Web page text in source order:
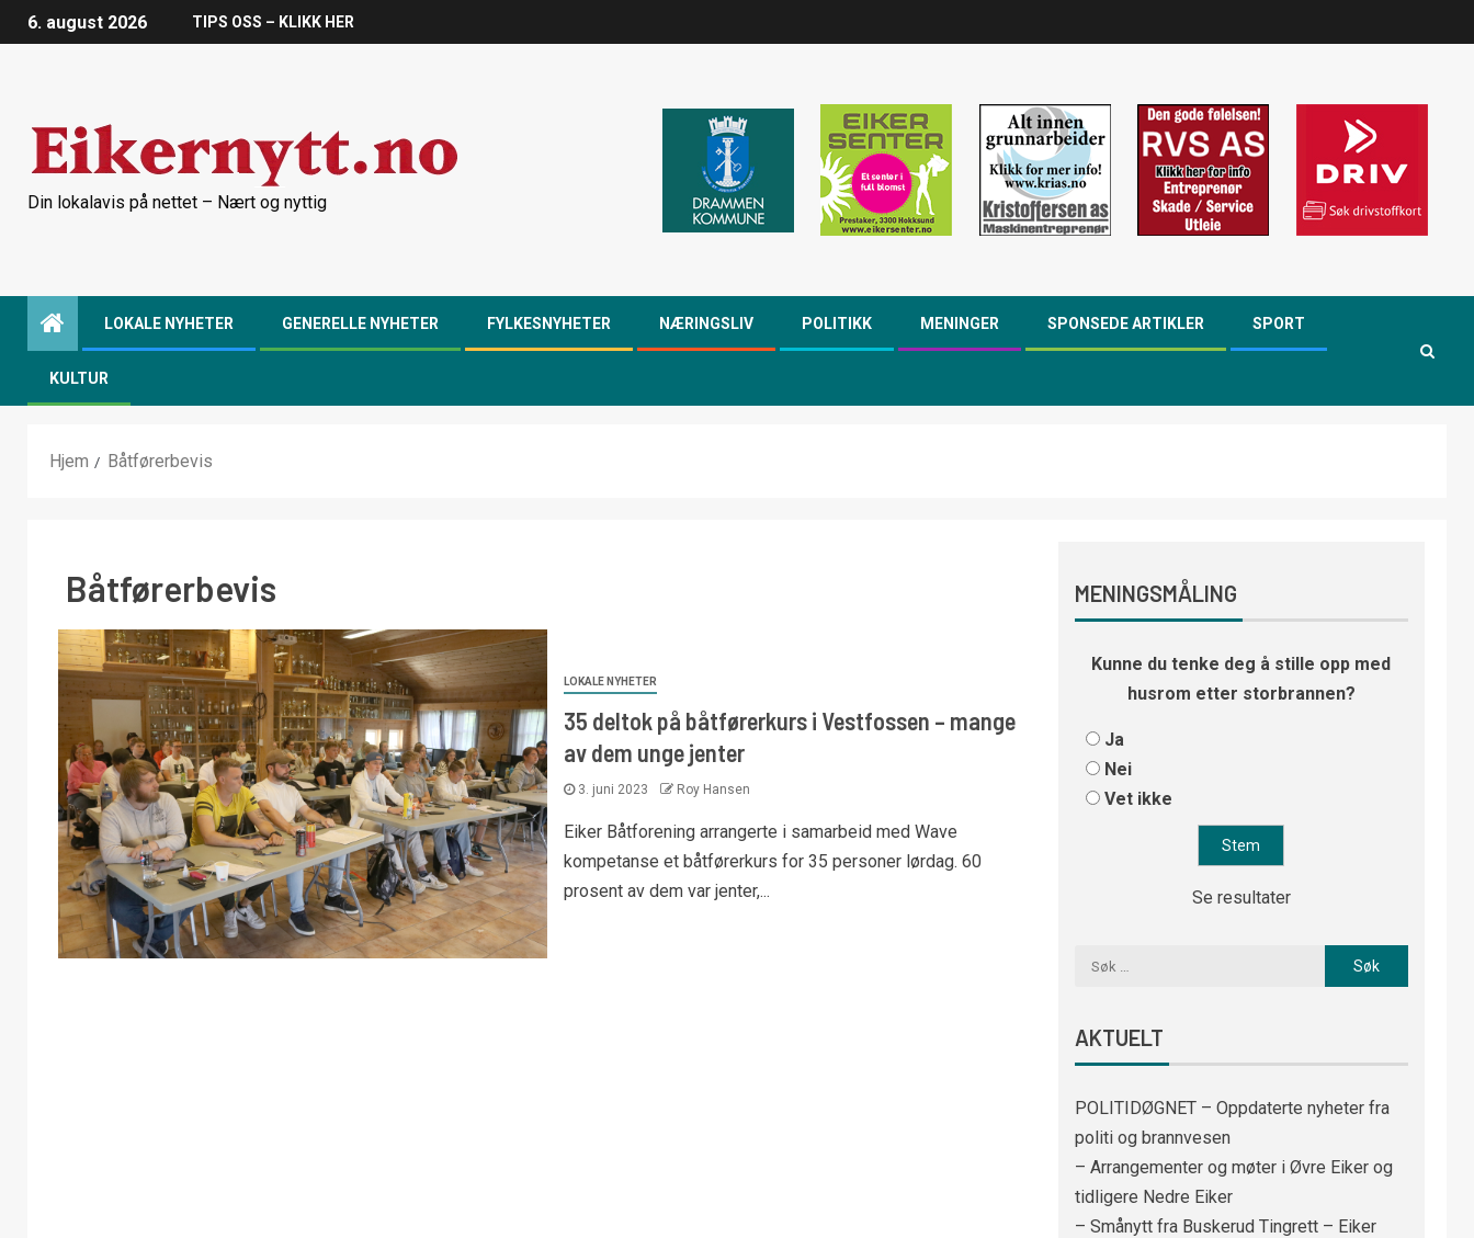
6. august 2026 TIPS OSS – KLIKK HER
Din lokalavis på nettet – Nært og nyttig
LOKALE NYHETER GENERELLE NYHETER FYLKESNYHETER NÆRINGSLIV POLITIKK MENINGER SPONSEDE ARTIKLER SPORT
KULTUR
Hjem Båtførerbevis
Båtførerbevis
LOKALE NYHETER
35 deltok på båtførerkurs i Vestfossen – mange
av dem unge jenter
3. juni 2023 Roy Hansen
Eiker Båtforening arrangerte i samarbeid med Wave
kompetanse et båtførerkurs for 35 personer lørdag. 60
prosent av dem var jenter,...
MENINGSMÅLING
Kunne du tenke deg å stille opp med
husrom etter storbrannen?
Ja
Nei
Vet ikke
Se resultater
AKTUELT
POLITIDØGNET – Oppdaterte nyheter fra
politi og brannvesen
– Arrangementer og møter i Øvre Eiker og
tidligere Nedre Eiker
– Smånytt fra Buskerud Tingrett – Eiker